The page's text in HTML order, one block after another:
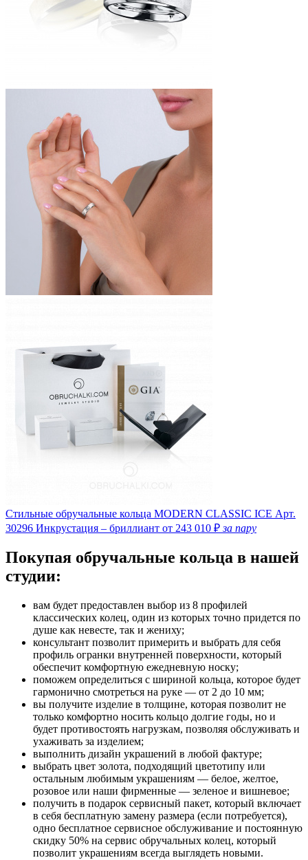
Стильные обручальные кольца MODERN CLASSIC ICE Арт.
30296 Инкрустация – бриллиант от 243 010 ₽за пару
Покупая обручальные кольца в нашей
студии:
вам будет предоставлен выбор из 8 профилей
классических колец, один из которых точно придется по
душе как невесте, так и жениху;
консультант позволит примерить и выбрать для себя
профиль огранки внутренней поверхности, который
обеспечит комфортную ежедневную носку;
поможем определиться с шириной кольца, которое будет
гармонично смотреться на руке — от 2 до 10 мм;
вы получите изделие в толщине, которая позволит не
только комфортно носить кольцо долгие годы, но и
будет противостоять нагрузкам, позволяя обслуживать и
ухаживать за изделием;
выполнить дизайн украшений в любой фактуре;
выбрать цвет золота, подходящий цветотипу или
остальным любимым украшениям — белое, желтое,
розовое или наши фирменные — зеленое и вишневое;
получить в подарок сервисный пакет, который включает
в себя бесплатную замену размера (если потребуется),
одно бесплатное сервисное обслуживание и постоянную
скидку 50% на сервис обручальных колец, который
позволит украшениям всегда выглядеть новыми.